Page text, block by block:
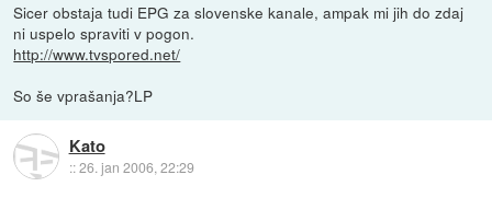
Sicer obstaja tudi EPG za slovenske kanale, ampak mi jih do zdaj
ni uspelo spraviti v pogon.
http://www.tvspored.net/
So še vprašanja?LP
Kato
::26. jan 2006, 22:29